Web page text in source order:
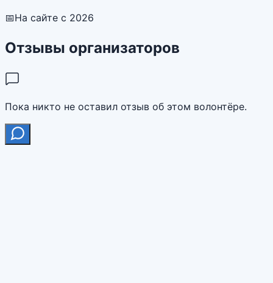
📅На сайте с 2026
Отзывы организаторов
Пока никто не оставил отзыв об этом волонтёре.